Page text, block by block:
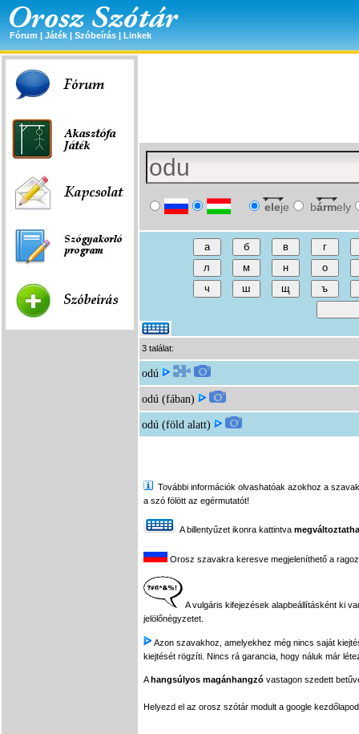
Fórum | Játék | Szóbeírás | Linkek
eleje bármely
3 találat:
odú
odú (fában)
odú (föld alatt)
További információk olvashatóak azokhoz a
a szó fölött az egérmutatót!
A billentyűzet ikonra kattintva
Orosz szavakra keresve megjeleníthető a
A vulgáris kifejezések alapbeállításként ki
jelölőnégyzetet.
Azon szavakhoz, amelyekhez még nincs saját
kiejtését rögzíti. Nincs rá garancia, hogy náluk már
Ahangsúlyos magánhangzó vastagon szedett
Helyezd el az orosz szótár modult a google